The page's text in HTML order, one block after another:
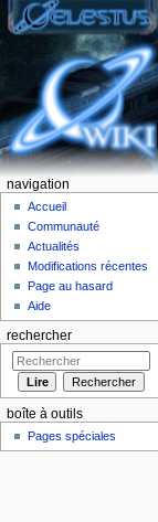
navigation
Accueil
Communauté
Actualités
Modifications récentes
Page au hasard
Aide
rechercher
boîte à outils
Pages spéciales